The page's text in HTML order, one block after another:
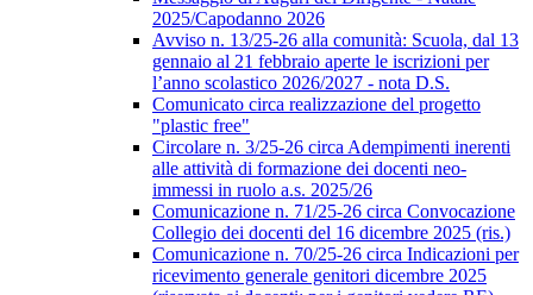
2025/Capodanno 2026
Avviso n. 13/25-26 alla comunità: Scuola, dal 13
gennaio al 21 febbraio aperte le iscrizioni per
l’anno scolastico 2026/2027 - nota D.S.
Comunicato circa realizzazione del progetto
"plastic free"
Circolare n. 3/25-26 circa Adempimenti inerenti
alle attività di formazione dei docenti neo-
immessi in ruolo a.s. 2025/26
Comunicazione n. 71/25-26 circa Convocazione
Collegio dei docenti del 16 dicembre 2025 (ris.)
Comunicazione n. 70/25-26 circa Indicazioni per
ricevimento generale genitori dicembre 2025